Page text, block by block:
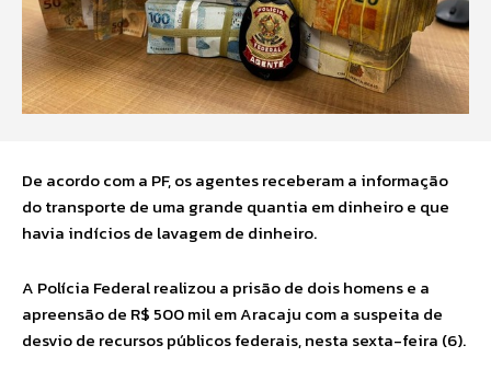
De acordo com a PF, os agentes receberam a informação
do transporte de uma grande quantia em dinheiro e que
havia indícios de lavagem de dinheiro.
A Polícia Federal realizou a prisão de dois homens e a
apreensão de R$ 500 mil em Aracaju com a suspeita de
desvio de recursos públicos federais, nesta sexta-feira (6).